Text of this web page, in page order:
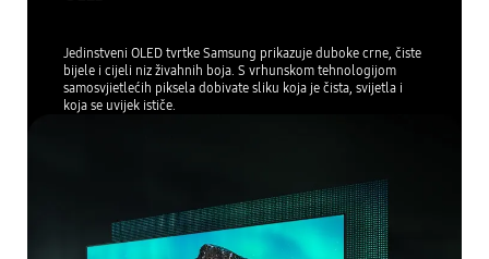
Jedinstveni OLED tvrtke Samsung prikazuje duboke crne, čiste
bijele i cijeli niz živahnih boja. S vrhunskom tehnologijom
samosvjietlećih piksela dobivate sliku koja je čista, svijetla i
koja se uvijek ističe.